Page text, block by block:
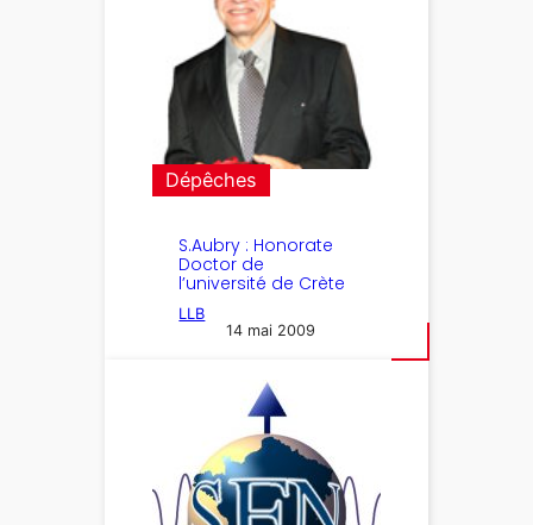
Dépêches
S.Aubry : Honorate
Doctor de
l’université de Crète
LLB
14 mai 2009